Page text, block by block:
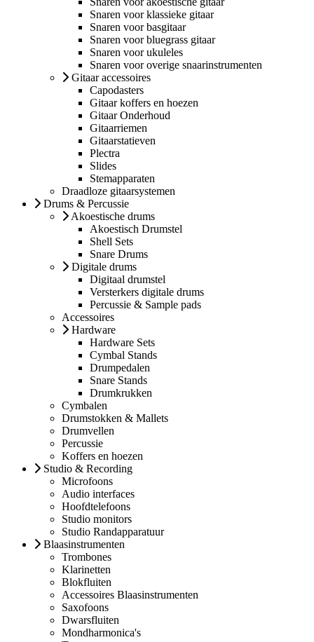
Snaren voor klassieke gitaar
Snaren voor basgitaar
Snaren voor bluegrass gitaar
Snaren voor ukuleles
Snaren voor overige snaarinstrumenten
Gitaar accessoires
Capodasters
Gitaar koffers en hoezen
Gitaar Onderhoud
Gitaarriemen
Gitaarstatieven
Plectra
Slides
Stemapparaten
Draadloze gitaarsystemen
Drums & Percussie
Akoestische drums
Akoestisch Drumstel
Shell Sets
Snare Drums
Digitale drums
Digitaal drumstel
Versterkers digitale drums
Percussie & Sample pads
Accessoires
Hardware
Hardware Sets
Cymbal Stands
Drumpedalen
Snare Stands
Drumkrukken
Cymbalen
Drumstokken & Mallets
Drumvellen
Percussie
Koffers en hoezen
Studio & Recording
Microfoons
Audio interfaces
Hoofdtelefoons
Studio monitors
Studio Randapparatuur
Blaasinstrumenten
Trombones
Klarinetten
Blokfluiten
Accessoires Blaasinstrumenten
Saxofoons
Dwarsfluiten
Mondharmonica's